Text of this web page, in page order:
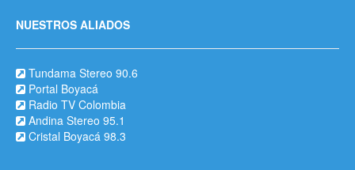
NUESTROS ALIADOS
Tundama Stereo 90.6
Portal Boyacá
Radio TV Colombia
Andina Stereo 95.1
Cristal Boyacá 98.3